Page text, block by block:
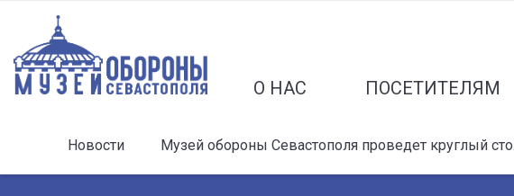
О НАС ПОСЕТИТЕЛЯМ
Новости Музей обороны Севастополя проведет круглый